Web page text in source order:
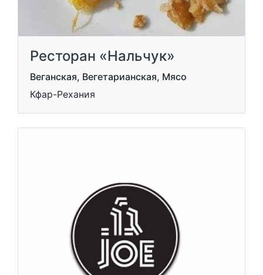
Ресторан «Нальчук»
Веганская, Вегетарианская, Мясо
Кфар-Рехания